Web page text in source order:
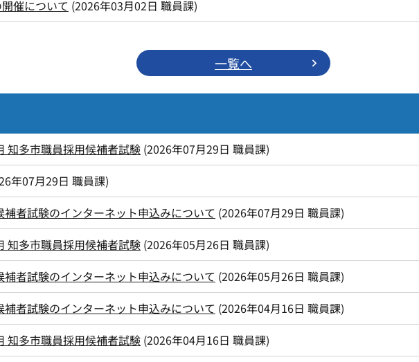
催について (2026年03月02日 職員課)
一覧へ
知多市職員採用候補者試験 (2026年07月29日 職員課)
年07月29日 職員課)
補者試験のインターネット申込みについて (2026年07月29日 職員課)
知多市職員採用候補者試験 (2026年05月26日 職員課)
補者試験のインターネット申込みについて (2026年05月26日 職員課)
者試験のインターネット申込みについて (2026年04月16日 職員課)
知多市職員採用候補者試験 (2026年04月16日 職員課)